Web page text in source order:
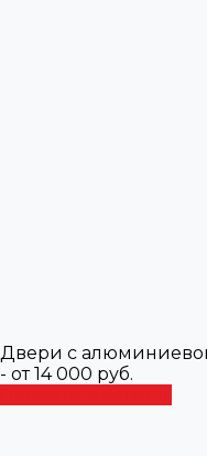
Двери с
- от 14 000 руб.